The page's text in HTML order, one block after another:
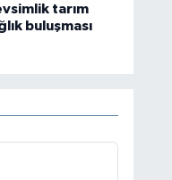
tarım
buluşması